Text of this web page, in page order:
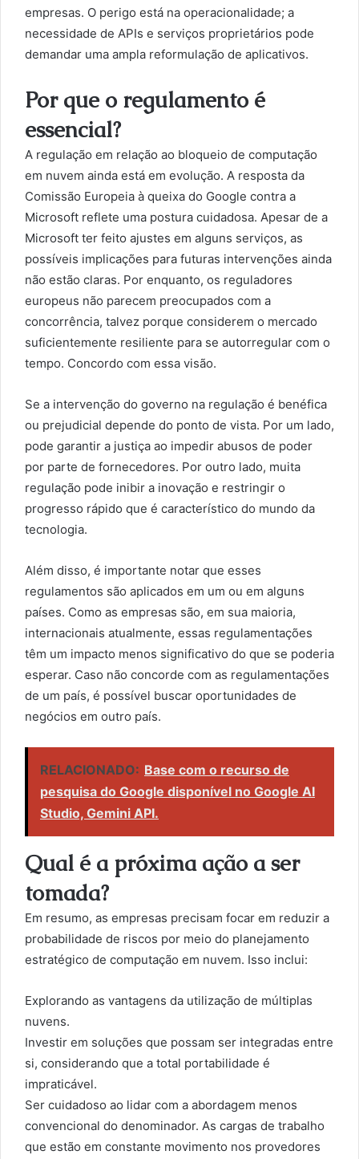
empresas. O perigo está na operacionalidade; a
necessidade de APIs e serviços proprietários pode
demandar uma ampla reformulação de aplicativos.
Por que o regulamento é
essencial?
A regulação em relação ao bloqueio de computação
em nuvem ainda está em evolução. A resposta da
Comissão Europeia à queixa do Google contra a
Microsoft reflete uma postura cuidadosa. Apesar de a
Microsoft ter feito ajustes em alguns serviços, as
possíveis implicações para futuras intervenções ainda
não estão claras. Por enquanto, os reguladores
europeus não parecem preocupados com a
concorrência, talvez porque considerem o mercado
suficientemente resiliente para se autorregular com o
tempo. Concordo com essa visão.
Se a intervenção do governo na regulação é benéfica
ou prejudicial depende do ponto de vista. Por um lado,
pode garantir a justiça ao impedir abusos de poder
por parte de fornecedores. Por outro lado, muita
regulação pode inibir a inovação e restringir o
progresso rápido que é característico do mundo da
tecnologia.
Além disso, é importante notar que esses
regulamentos são aplicados em um ou em alguns
países. Como as empresas são, em sua maioria,
internacionais atualmente, essas regulamentações
têm um impacto menos significativo do que se poderia
esperar. Caso não concorde com as regulamentações
de um país, é possível buscar oportunidades de
negócios em outro país.
RELACIONADO: Base com o recurso de
pesquisa do Google disponível no Google AI
Studio, Gemini API.
Qual é a próxima ação a ser
tomada?
Em resumo, as empresas precisam focar em reduzir a
probabilidade de riscos por meio do planejamento
estratégico de computação em nuvem. Isso inclui:
Explorando as vantagens da utilização de múltiplas
nuvens.
Investir em soluções que possam ser integradas entre
si, considerando que a total portabilidade é
impraticável.
Ser cuidadoso ao lidar com a abordagem menos
convencional do denominador. As cargas de trabalho
que estão em constante movimento nos provedores